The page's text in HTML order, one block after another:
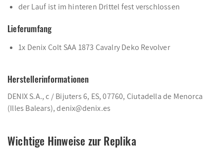
der Lauf ist im hinteren Drittel fest verschlossen
Lieferumfang
1x Denix Colt SAA 1873 Cavalry Deko Revolver
Herstellerinformationen
DENIX S.A., c / Bijuters 6, ES, 07760, Ciutadella de Menorca
(Illes Balears), denix@denix.es
Wichtige Hinweise zur Replika